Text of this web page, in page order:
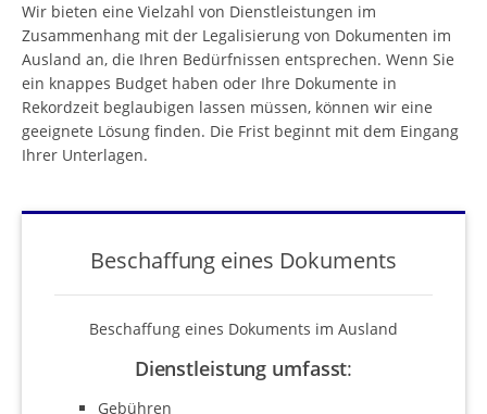
Wir bieten eine Vielzahl von Dienstleistungen im
Zusammenhang mit der Legalisierung von Dokumenten im
Ausland an, die Ihren Bedürfnissen entsprechen. Wenn Sie
ein knappes Budget haben oder Ihre Dokumente in
Rekordzeit beglaubigen lassen müssen, können wir eine
geeignete Lösung finden. Die Frist beginnt mit dem Eingang
Ihrer Unterlagen.
Beschaffung eines Dokuments
Beschaffung eines Dokuments im Ausland
Dienstleistung umfasst:
Gebühren